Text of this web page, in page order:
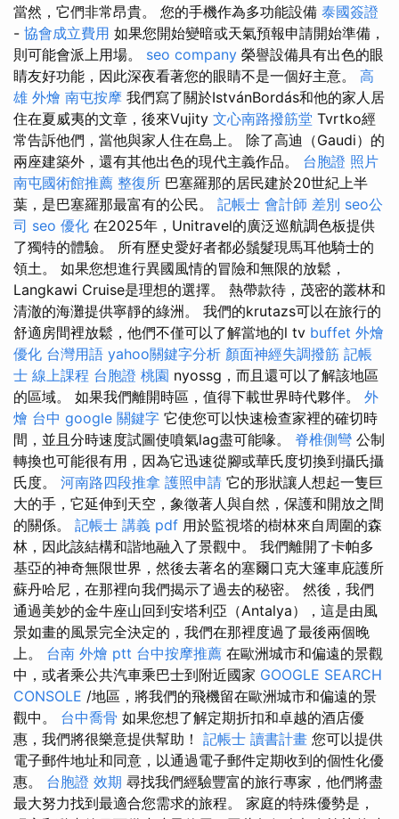
當然，它們非常昂貴。 您的手機作為多功能設備 泰國簽證
- 協會成立費用 如果您開始變暗或天氣預報申請開始準備，
則可能會派上用場。 seo company 榮譽設備具有出色的眼
睛友好功能，因此深夜看著您的​​眼睛不是一個好主意。 高
雄 外燴 南屯按摩 我們寫了關於IstvánBordás和他的家人居
住在夏威夷的文章，後來Vujity 文心南路撥筋堂 Tvrtko經
常告訴他們，當他與家人住在島上。 除了高迪（Gaudi）的
兩座建築外，還有其他出色的現代主義作品。 台胞證 照片
南屯國術館推薦 整復所 巴塞羅那的居民建於20世紀上半
葉，是巴塞羅那最富有的公民。 記帳士 會計師 差別 seo公
司 seo 優化 在2025年，Unitravel的廣泛巡航調色板提供
了獨特的體驗。 所有歷史愛好者都必鬚髮現馬耳他騎士的
領土。 如果您想進行異國風情的冒險和無限的放鬆，
Langkawi Cruise是理想的選擇。 熱帶款待，茂密的叢林和
清澈的海灘提供寧靜的綠洲。 我們的krutazs可以在旅行的
舒適房間裡放鬆，他們不僅可以了解當地的l tv buffet 外燴
優化 台灣用語 yahoo關鍵字分析 顏面神經失調撥筋 記帳
士 線上課程 台胞證 桃園 nyossg，而且還可以了解該地區
的區域。 如果我們離開時區，值得下載世界時代夥伴。 外
燴 台中 google 關鍵字 它使您可以快速檢查家裡的確切時
間，並且分時速度試圖使噴氣lag盡可能喙。 脊椎側彎 公制
轉換也可能很有用，因為它迅速從腳或華氏度切換到攝氏攝
氏度。 河南路四段推拿 護照申請 它的形狀讓人想起一隻巨
大的手，它延伸到天空，象徵著人與自然，保護和開放之間
的關係。 記帳士 講義 pdf 用於監視塔的樹林來自周圍的森
林，因此該結構和諧地融入了景觀中。 我們離開了卡帕多
基亞的神奇無限世界，然後去著名的塞爾口克大篷車庇護所
蘇丹哈尼，在那裡向我們揭示了過去的秘密。 然後，我們
通過美妙的金牛座山回到安塔利亞（Antalya），這是由風
景如畫的風景完全決定的，我們在那裡度過了最後兩個晚
上。 台南 外燴 ptt 台中按摩推薦 在歐洲城市和偏遠的景觀
中，或者乘公共汽車乘巴士到附近國家 GOOGLE SEARCH
CONSOLE /地區，將我們的飛機留在歐洲城市和偏遠的景
觀中。 台中喬骨 如果您想了解定期折扣和卓越的酒店優
惠，我們將很樂意提供幫助！ 記帳士 讀書計畫 您可以提供
電子郵件地址和同意，以通過電子郵件定期收到的個性化優
惠。 台胞證 效期 尋找我們經驗豐富的旅行專家，他們將盡
最大努力找到最適合您需求的旅程。 家庭的特殊優勢是，